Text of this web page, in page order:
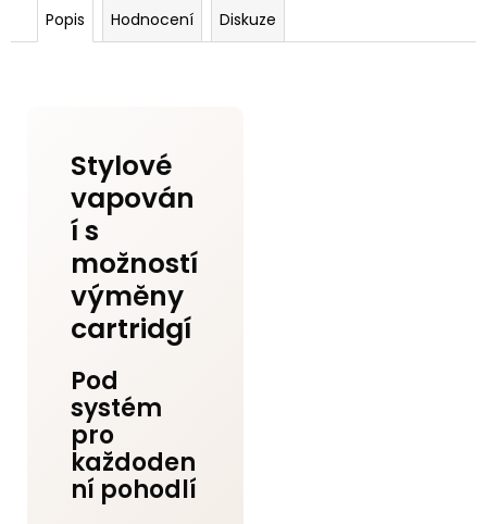
Popis Hodnocení Diskuze
Stylové
vapován
í s
možností
výměny
cartridgí
Pod
systém
pro
každoden
ní pohodlí